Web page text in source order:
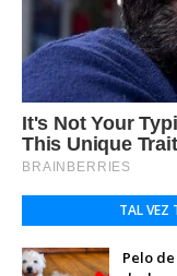
TAL VEZ
Pelo